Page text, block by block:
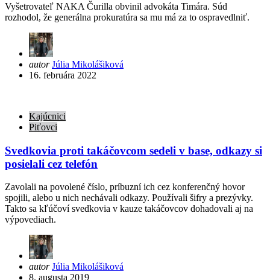
Vyšetrovateľ NAKA Čurilla obvinil advokáta Timára. Súd
rozhodol, že generálna prokuratúra sa mu má za to ospravedlniť.
Posted
by
autor Júlia Mikolášiková
16. februára 2022
Kajúcnici
Piťovci
Svedkovia proti takáčovcom sedeli v base, odkazy si
posielali cez telefón
Zavolali na povolené číslo, príbuzní ich cez konferenčný hovor
spojili, alebo u nich nechávali odkazy. Používali šifry a prezývky.
Takto sa kľúčoví svedkovia v kauze takáčovcov dohadovali aj na
výpovediach.
Posted
by
autor Júlia Mikolášiková
8. augusta 2019